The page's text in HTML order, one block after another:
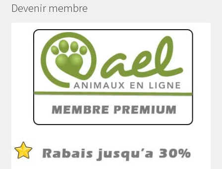
Devenir membre